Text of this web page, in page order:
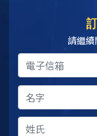
請繼